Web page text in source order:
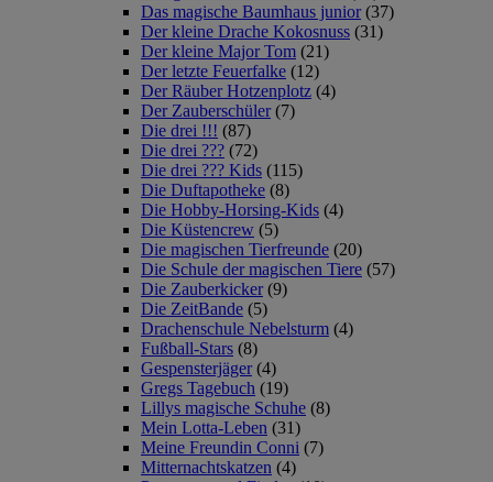
Das magische Baumhaus junior (37)
Der kleine Drache Kokosnuss (31)
Der kleine Major Tom (21)
Der letzte Feuerfalke (12)
Der Räuber Hotzenplotz (4)
Der Zauberschüler (7)
Die drei !!! (87)
Die drei ??? (72)
Die drei ??? Kids (115)
Die Duftapotheke (8)
Die Hobby-Horsing-Kids (4)
Die Küstencrew (5)
Die magischen Tierfreunde (20)
Die Schule der magischen Tiere (57)
Die Zauberkicker (9)
Die ZeitBande (5)
Drachenschule Nebelsturm (4)
Fußball-Stars (8)
Gespensterjäger (4)
Gregs Tagebuch (19)
Lillys magische Schuhe (8)
Mein Lotta-Leben (31)
Meine Freundin Conni (7)
Mitternachtskatzen (4)